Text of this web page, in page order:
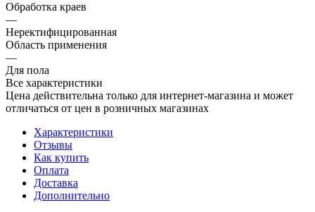
Обработка краев
—
Неректифицированная
Область применения
—
Для пола
Все характеристики
Цена действительна только для интернет-магазина и может
отличаться от цен в розничных магазинах
Характеристики
Отзывы
Как купить
Оплата
Доставка
Дополнительно